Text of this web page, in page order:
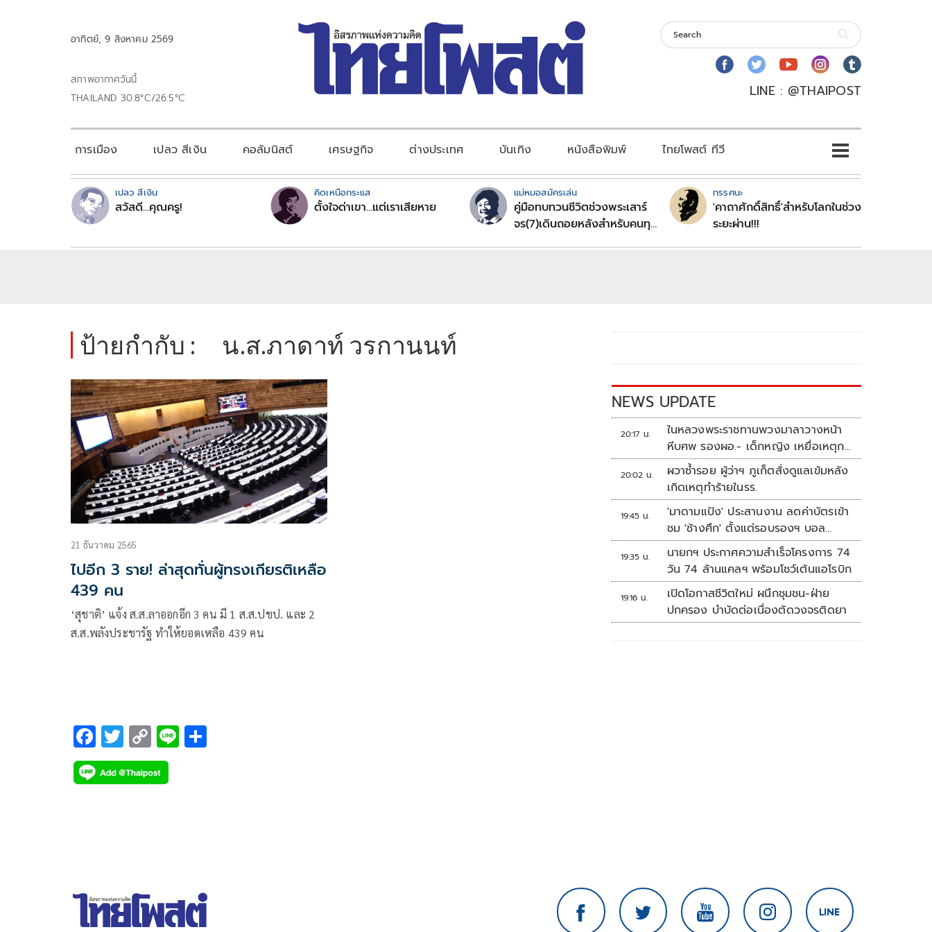
อาทิตย์, 9 สิงหาคม 2569
สภาพอากาศวันนี้
THAILAND 30.8°C/26.5°C
LINE : @THAIPOST
การเมือง เปลว สีเงิน คอลัมนิสต์ เศรษฐกิจ ต่างประเทศ บันเทิง หนังสือพิมพ์ ไทยโพสต์ ทีวี
เปลว สีเงิน
สวัสดี...คุณครู!
คิดเหนือกระแส
ตั้งใจด่าเขา...แต่เราเสียหาย
แม่หมอสมัครเล่น
คู่มือทบทวนชีวิตช่วงพระเสาร์
จร(7)เดินถอยหลังสำหรับคนทุก
ทรรศนะ
'คาถาศักดิ์สิทธิ์'สำหรับโลกในช่วง
ระยะผ่าน!!!
ป้ายกำกับ : น.ส.ภาดาท์ วรกานนท์
21 ธันวาคม 2565
ไปอีก 3 ราย! ล่าสุดทั่นผู้ทรงเกียรติเหลือ
439 คน
‘สุชาติ’ แจ้ง ส.ส.ลาออกอีก 3 คน มี 1 ส.ส.ปชป. และ 2
ส.ส.พลังประชารัฐ ทำให้ยอดเหลือ 439 คน
F
ac
e
T
wi
tt
C
o
p
Li
NEWS UPDATE
20:17 น.
ในหลวงพระราชทานพวงมาลาวางหน้า
หีบศพ รองผอ.- เด็กหญิง เหยื่อเหตุก
ราดยิง
20:02 น.
ผวาซ้ำรอย ผู้ว่าฯ ภูเก็ตสั่งดูแลเข้มหลัง
เกิดเหตุทำร้ายในรร.
19:45 น.
'มาดามแป้ง' ประสานงาน ลดค่าบัตรเข้า
ชม 'ช้างศึก' ตั้งแต่รอบรองฯ บอล
อาเซียน
19:35 น.
นายกฯ ประกาศความสำเร็จโครงการ 74
วัน 74 ล้านแคลฯ พร้อมโชว์เต้นแอโรบิก
19:16 น.
เปิดโอกาสชีวิตใหม่ ผนึกชุมชน-ฝ่าย
ปกครอง บำบัดต่อเนื่องตัดวงจรติดยา